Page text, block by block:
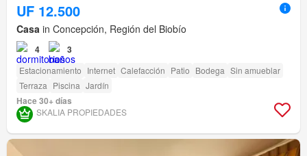
UF 12.500
Casa in Concepción, Región del Biobío
4 3
Estacionamiento Internet Calefacción Patio Bodega Sin amueblar
Terraza Piscina Jardín
Hace 30+ días
SKALIA PROPIEDADES